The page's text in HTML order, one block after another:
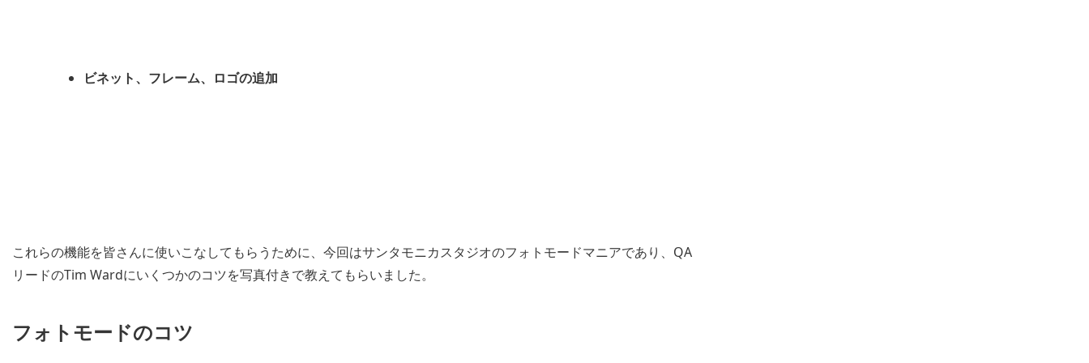
ビネット、フレーム、ロゴの追加
これらの機能を皆さんに使いこなしてもらうために、今回はサンタモニカスタジオのフォトモードマニアであり、QA
リードのTim Wardにいくつかのコツを写真付きで教えてもらいました。
フォトモードのコツ